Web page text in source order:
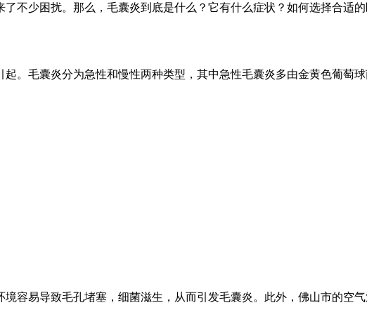
不少困扰。那么，毛囊炎到底是什么？它有什么症状？如何选择合适
。毛囊炎分为急性和慢性两种类型，其中急性毛囊炎多由金黄色葡萄
容易导致毛孔堵塞，细菌滋生，从而引发毛囊炎。此外，佛山市的空